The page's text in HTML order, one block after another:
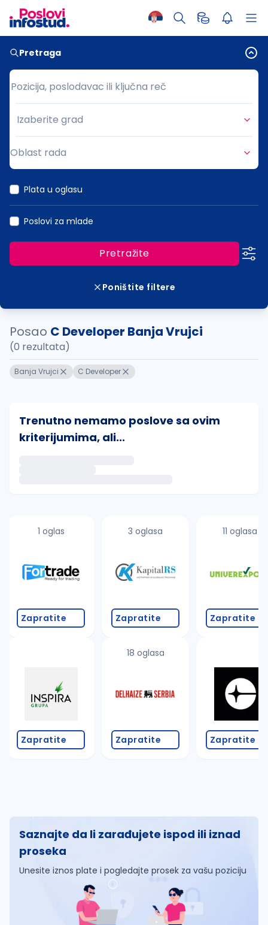
Pretraga
Pozicija, poslodavac ili ključna reč
Pozicija, poslodavac ili ključna reč
Grad
Izaberite grad
Oblast rada
Plata u oglasu
Poslovi za mlade
Pretražite
Poništite filtere
Posao C Developer Banja Vrujci
(0 rezultata)
Banja Vrujci C Developer
Trenutno nemamo poslove sa ovim
kriterijumima, ali...
proverite pravopisne greške (koristite č, ć, š, đ,
promenite odabrane filtere pretrage
1 oglas
Zapratite
Zapratite
3 oglasa
Zapratite
18 oglasa
Zapratite
11 oglasa
Zapratite
Zapratite
Saznajte da li zarađujete ispod ili iznad
proseka
Unesite iznos plate i pogledajte prosek za vašu poziciju